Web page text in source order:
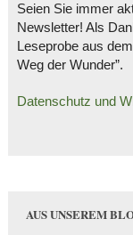
Seien Sie immer
Newsletter! Als
Leseprobe aus
Weg der Wunder”.
Datenschutz und
AUS UNSEREM